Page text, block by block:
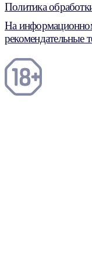
Политика
На
рекомендательные